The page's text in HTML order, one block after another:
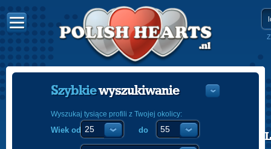
POLISH
Szybkiewyszukiwanie
Wyszukaj tysiące profili z Twojej okolicy:
Wiek od do